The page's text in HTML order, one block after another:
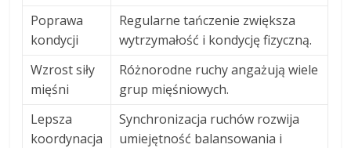
Poprawa
kondycji
Regularne tańczenie zwiększa
wytrzymałość i kondycję fizyczną.
Wzrost siły
mięśni
Różnorodne ruchy angażują wiele
grup mięśniowych.
Lepsza
koordynacja
Synchronizacja ruchów rozwija
umiejętność balansowania i